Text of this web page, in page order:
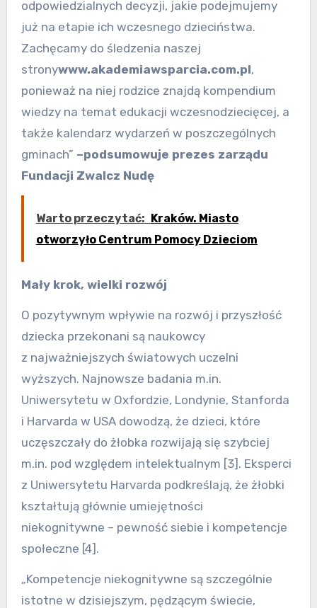
odpowiedzialnych decyzji, jakie podejmujemy
już na etapie ich wczesnego dzieciństwa.
Zachęcamy do śledzenia naszej
stronywww.akademiawsparcia.com.pl,
ponieważ na niej rodzice znajdą kompendium
wiedzy na temat edukacji wczesnodziecięcej, a
także kalendarz wydarzeń w poszczególnych
gminach” –podsumowuje prezes zarządu
Fundacji Zwalcz Nudę
Warto przeczytać: Kraków. Miasto
otworzyło Centrum Pomocy Dzieciom
Mały krok, wielki rozwój
O pozytywnym wpływie na rozwój i przyszłość
dziecka przekonani są naukowcy
z najważniejszych światowych uczelni
wyższych. Najnowsze badania m.in.
Uniwersytetu w Oxfordzie, Londynie, Stanforda
i Harvarda w USA dowodzą, że dzieci, które
uczęszczały do żłobka rozwijają się szybciej
m.in. pod względem intelektualnym [3]. Eksperci
z Uniwersytetu Harvarda podkreślają, że żłobki
kształtują głównie umiejętności
niekognitywne – pewność siebie i kompetencje
społeczne [4].
„Kompetencje niekognitywne są szczególnie
istotne w dzisiejszym, pędzącym świecie,